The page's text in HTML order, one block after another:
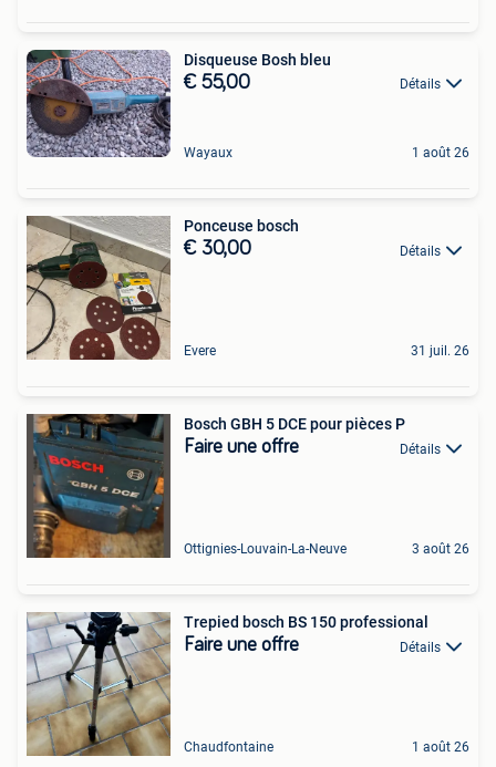
Disqueuse Bosh bleu
€ 55,00 Détails
Wayaux 1 août 26
Ponceuse bosch
€ 30,00 Détails
Evere 31 juil. 26
Bosch GBH 5 DCE pour pièces P
Faire une offre Détails
Ottignies-Louvain-La-Neuve 3 août 26
Trepied bosch BS 150 professional
Faire une offre Détails
Chaudfontaine 1 août 26